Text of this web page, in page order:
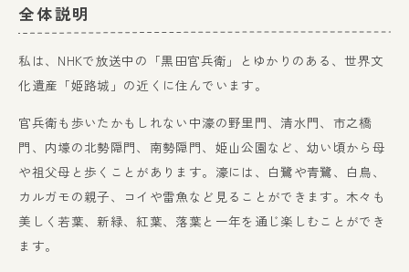
全体説明
私は、NHKで放送中の「黒田官兵衛」とゆかりのある、世界文
化遺産「姫路城」の近くに住んでいます。
官兵衛も歩いたかもしれない中濠の野里門、清水門、市之橋
門、内壕の北勢隠門、南勢隠門、姫山公園など、幼い頃から母
や祖父母と歩くことがあります。濠には、白鷺や青鷺、白鳥、
カルガモの親子、コイや雷魚など見ることができます。木々も
美しく若葉、新緑、紅葉、落葉と一年を通じ楽しむことができ
ます。